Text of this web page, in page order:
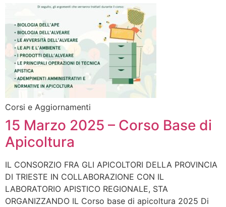
Corsi e Aggiornamenti
15 Marzo 2025 – Corso Base di
Apicoltura
IL CONSORZIO FRA GLI APICOLTORI DELLA PROVINCIA
DI TRIESTE IN COLLABORAZIONE CON IL
LABORATORIO APISTICO REGIONALE, STA
ORGANIZZANDO IL Corso base di apicoltura 2025 Di